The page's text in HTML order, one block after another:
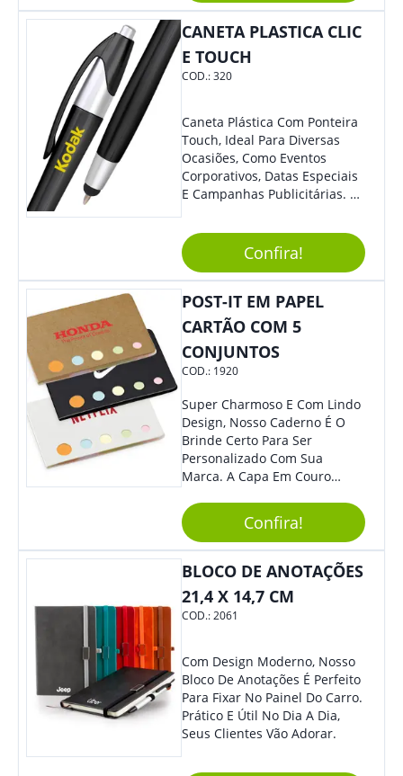
CANETA PLASTICA CLIC
E TOUCH
COD.:320
Caneta Plástica Com Ponteira
Touch, Ideal Para Diversas
Ocasiões, Como Eventos
Corporativos, Datas Especiais
E Campanhas Publicitárias. O
Impressionar. O Acionamento
Da Função Esferográfica É
Feito Por Clic.
Confira!
POST-IT EM PAPEL
CARTÃO COM 5
CONJUNTOS
COD.: 1920
Super Charmoso E Com Lindo
Design, Nosso Caderno É O
Brinde Certo Para Ser
Personalizado Com Sua
Marca. A Capa Em Couro
Elástico Permite Maior
Segurança Ao Carregá-Lo.
Ofereça A Seus Clientes E
Colaboradores, Sem Dúvidas
Confira!
BLOCO DE ANOTAÇÕES
21,4 X 14,7 CM
COD.:2061
Com Design Moderno, Nosso
Bloco De Anotações É Perfeito
Para Fixar No Painel Do Carro.
Prático E Útil No Dia A Dia,
Seus Clientes Vão Adorar.